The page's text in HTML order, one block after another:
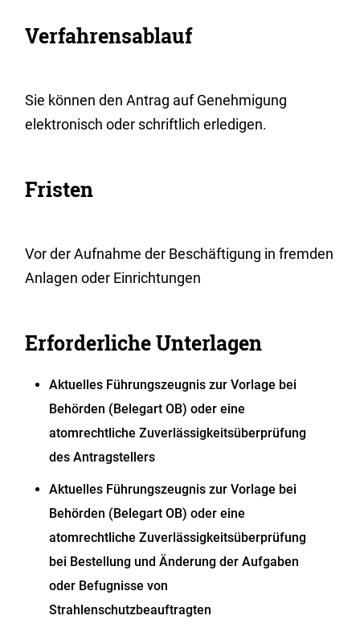
Verfahrensablauf
Sie können den Antrag auf Genehmigung
elektronisch oder schriftlich erledigen.
Fristen
Vor der Aufnahme der Beschäftigung in fremden
Anlagen oder Einrichtungen
Erforderliche Unterlagen
Aktuelles Führungszeugnis zur Vorlage bei
Behörden (Belegart OB) oder eine
atomrechtliche Zuverlässigkeitsüberprüfung
des Antragstellers
Aktuelles Führungszeugnis zur Vorlage bei
Behörden (Belegart OB) oder eine
atomrechtliche Zuverlässigkeitsüberprüfung
bei Bestellung und Änderung der Aufgaben
oder Befugnisse von
Strahlenschutzbeauftragten